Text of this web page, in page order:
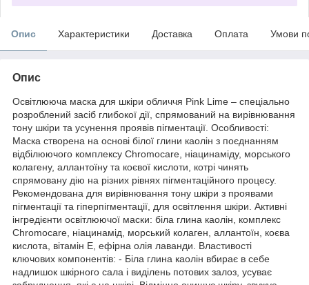
Опис Характеристики Доставка Оплата Умови
Опис
Освітлююча маска для шкіри обличчя Pink Lime – спеціально
розроблений засіб глибокої дії, спрямований на вирівнювання
тону шкіри та усунення проявів пігментації. Особливості:
Маска створена на основі білої глини каолін з поєднанням
відбілюючого комплексу Chromocare, ніацинаміду, морського
колагену, аллантоїну та коєвої кислоти, котрі чинять
спрямовану дію на різних рівнях пігментаційного процесу.
Рекомендована для вирівнювання тону шкіри з проявами
пігментації та гіперпігментації, для освітлення шкіри. Активні
інгредієнти освітлюючої маски: біла глина каолін, комплекс
Chromocare, ніацинамід, морський колаген, аллантоїн, коєва
кислота, вітамін Е, ефірна олія лаванди. Властивості
ключових компонентів: - Біла глина каолін вбирає в себе
надлишок шкірного сала і виділень потових залоз, усуває